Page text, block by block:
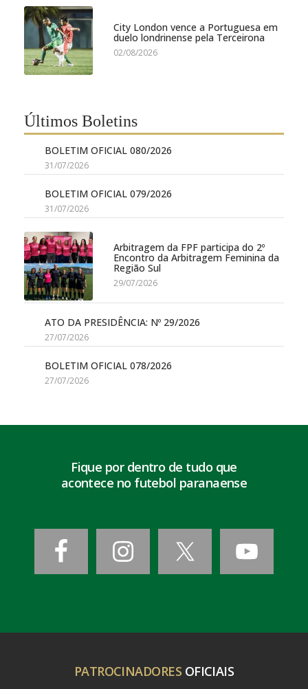
City London vence a Portuguesa em
duelo londrinense pela Terceirona
02/08/2026
Últimos Boletins
BOLETIM OFICIAL 080/2026
31/07/2026
BOLETIM OFICIAL 079/2026
31/07/2026
Arbitragem da FPF participa do 2º
Encontro da Arbitragem Feminina da
Região Sul
29/07/2026
ATO DA PRESIDÊNCIA: Nº 29/2026
27/07/2026
BOLETIM OFICIAL 078/2026
27/07/2026
Fique por dentro de tudo que
acontece no futebol paranaense
PATROCINADORES OFICIAIS